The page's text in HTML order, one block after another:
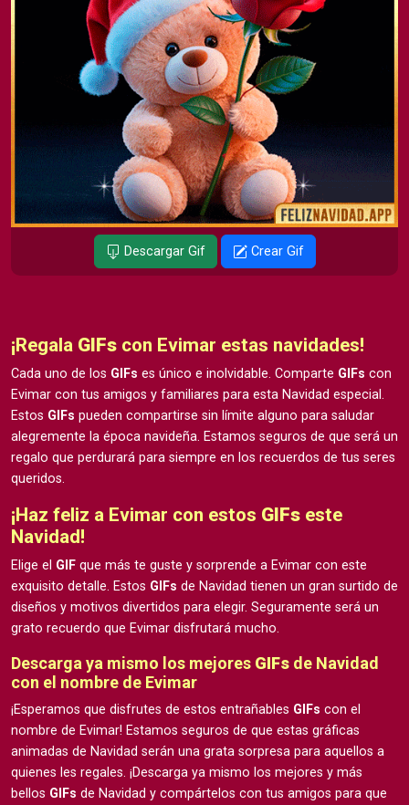
Descargar Gif Crear Gif
¡Regala GIFs con Evimar estas navidades!
Cada uno de los GIFs es único e inolvidable. Comparte GIFs con
Evimar con tus amigos y familiares para esta Navidad especial.
Estos GIFs pueden compartirse sin límite alguno para saludar
alegremente la época navideña. Estamos seguros de que será un
regalo que perdurará para siempre en los recuerdos de tus seres
queridos.
¡Haz feliz a Evimar con estos GIFs este
Navidad!
Elige el GIF que más te guste y sorprende a Evimar con este
exquisito detalle. Estos GIFs de Navidad tienen un gran surtido de
diseños y motivos divertidos para elegir. Seguramente será un
grato recuerdo que Evimar disfrutará mucho.
Descarga ya mismo los mejores GIFs de Navidad
con el nombre de Evimar
¡Esperamos que disfrutes de estos entrañables GIFs con el
nombre de Evimar! Estamos seguros de que estas gráficas
animadas de Navidad serán una grata sorpresa para aquellos a
quienes les regales. ¡Descarga ya mismo los mejores y más
bellos GIFs de Navidad y compártelos con tus amigos para que